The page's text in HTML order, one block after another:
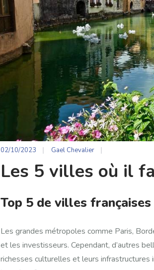
02/10/2023 Gael Chevalier
Les 5 villes où il
Top 5 de villes
Les grandes métropoles comme Paris,
et les investisseurs. Cependant, d’autres
richesses culturelles et leurs